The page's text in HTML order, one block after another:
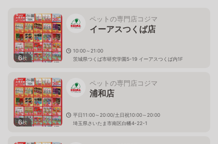
6枚
ペットの専門店コジマ
イーアスつくば店
10:00～21:00
茨城県つくば市研究学園5-19 イーアスつくば内1F
6枚
ペットの専門店コジマ
浦和店
平日11:00～20:00/土日祝10:00～20:00
埼玉県さいたま市南区白幡4-22-1